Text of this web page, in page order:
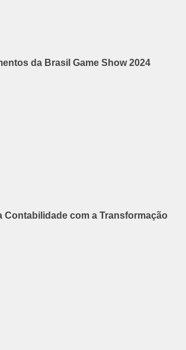
da Brasil Game Show 2024
Contabilidade com a Transformação